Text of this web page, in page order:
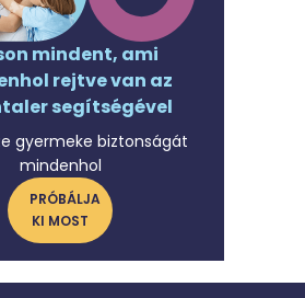
mindent, ami
rejtve van az
segítségével
gyermeke biztonságát
mindenhol
PRÓBÁLJA
KI MOST